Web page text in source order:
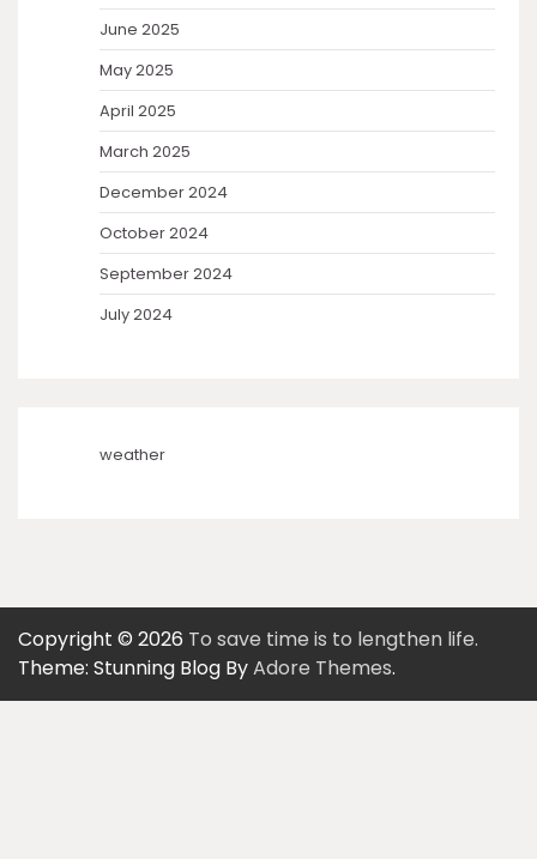
June 2025
May 2025
April 2025
March 2025
December 2024
October 2024
September 2024
July 2024
weather
Copyright © 2026 To save time is to lengthen life.
Theme: Stunning Blog ByAdore Themes.